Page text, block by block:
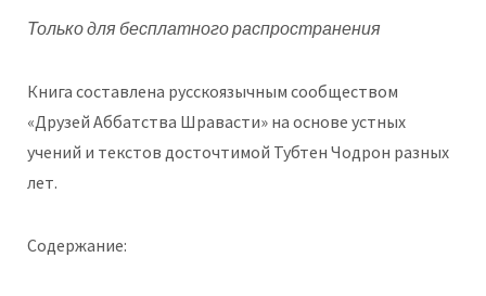
Только для бесплатного распространения
Книга составлена русскоязычным сообществом
«Друзей Аббатства Шравасти» на основе устных
учений и текстов досточтимой Тубтен Чодрон разных
лет.
Содержание: